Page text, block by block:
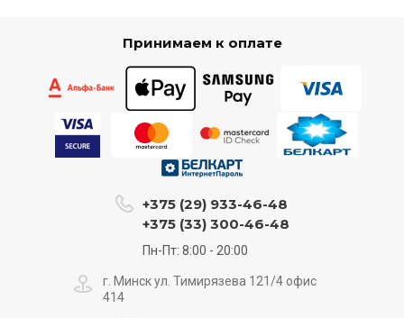
Принимаем к оплате
+375 (29) 933-46-48
+375 (33) 300-46-48
Пн-Пт: 8:00 - 20:00
г. Минск ул. Тимирязева 121/4 офис
414